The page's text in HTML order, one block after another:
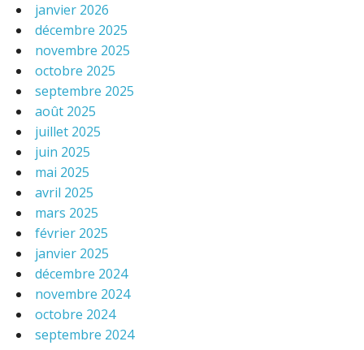
janvier 2026
décembre 2025
novembre 2025
octobre 2025
septembre 2025
août 2025
juillet 2025
juin 2025
mai 2025
avril 2025
mars 2025
février 2025
janvier 2025
décembre 2024
novembre 2024
octobre 2024
septembre 2024